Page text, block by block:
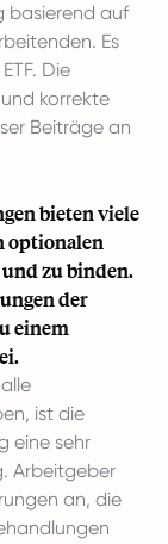
basierend auf
Es
Die
korrekte
Beiträge an
bieten viele
optionalen
zu binden.
der
einem
ist die
eine sehr
Arbeitgeber
an, die